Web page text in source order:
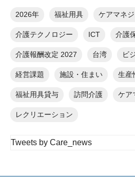
2026年 福祉用具 ケアマネ
介護テクノロジー ICT 介護
介護報酬改定 2027 台湾 ビ
経営課題 施設・住まい 生産
福祉用具貸与 訪問介護 ケア
レクリエーション
Tweets by Care_news